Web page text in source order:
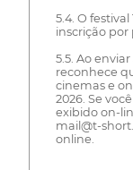
5.4. O
inscrição
5.5. Ao
reconhece
cinemas e
2026. Se
exibido on-
mail@t-
online.